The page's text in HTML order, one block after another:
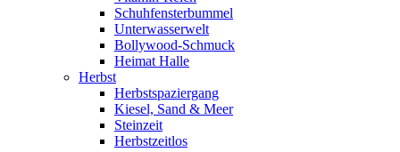
Schuhfensterbummel
Unterwasserwelt
Bollywood-Schmuck
Heimat Halle
Herbst
Herbstspaziergang
Kiesel, Sand & Meer
Steinzeit
Herbstzeitlos